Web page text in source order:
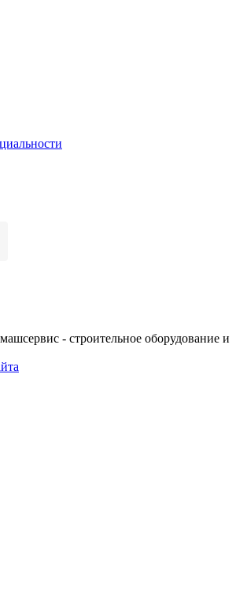
- строительное оборудование и